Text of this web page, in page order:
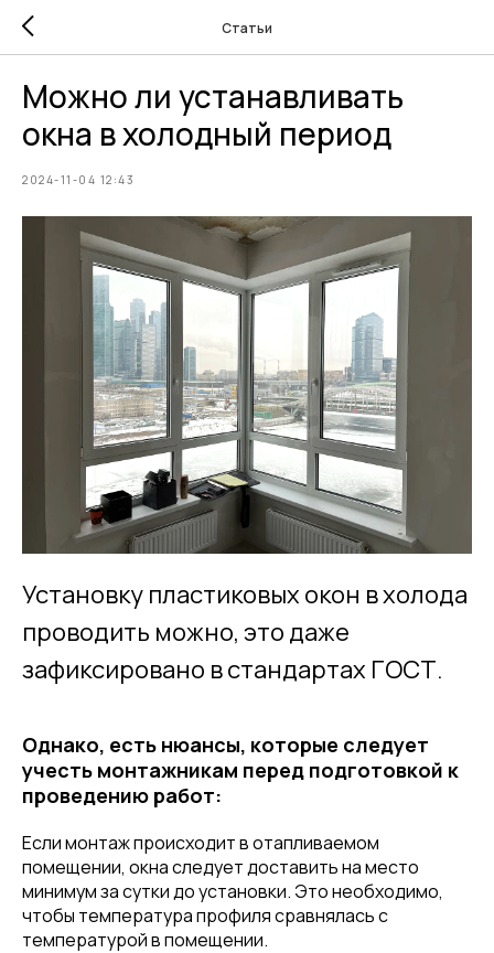
Статьи
Можно ли устанавливать
окна в холодный период
2024-11-04 12:43
Установку пластиковых окон в холода
проводить можно, это даже
зафиксировано в стандартах ГОСТ.
Однако, есть нюансы, которые следует
учесть монтажникам перед подготовкой к
проведению работ:
Если монтаж происходит в отапливаемом
помещении, окна следует доставить на место
минимум за сутки до установки. Это необходимо,
чтобы температура профиля сравнялась с
температурой в помещении.